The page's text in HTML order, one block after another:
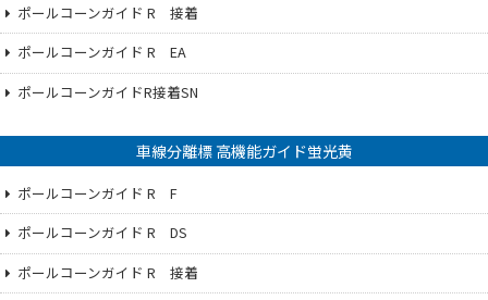
ポールコーンガイド R 接着
ポールコーンガイド R EA
ポールコーンガイドR接着SN
車線分離標 高機能ガイド蛍光黄
ポールコーンガイド R F
ポールコーンガイド R DS
ポールコーンガイド R 接着